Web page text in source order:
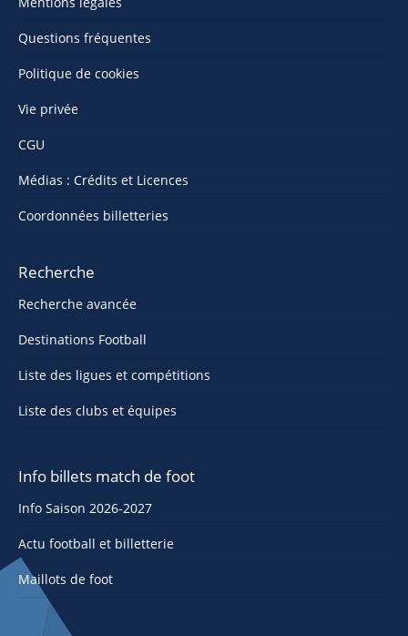
Questions fréquentes
Politique de cookies
Vie privée
CGU
Médias : Crédits et Licences
Coordonnées billetteries
Recherche
Recherche avancée
Destinations Football
Liste des ligues et compétitions
Liste des clubs et équipes
Info billets match de foot
Info Saison 2026-2027
Actu football et billetterie
Maillots de foot